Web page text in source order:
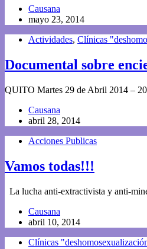
Causana
mayo 23, 2014
Actividades, Clínicas
Documental sobre
QUITO Martes 29 de Abril 2014 –
Causana
abril 28, 2014
Acciones Publicas
Vamos todas!!!
La lucha anti-extractivista y anti-
Causana
abril 10, 2014
Clínicas